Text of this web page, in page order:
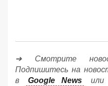
➔ Смотрите
Подпишитесь на
в
Google News или